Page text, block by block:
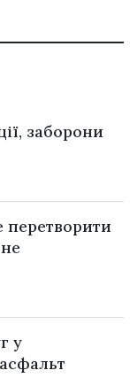
заборони
перетворити
у